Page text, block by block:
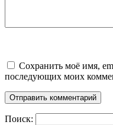
Сохранить моё имя,
последующих моих
Поиск: